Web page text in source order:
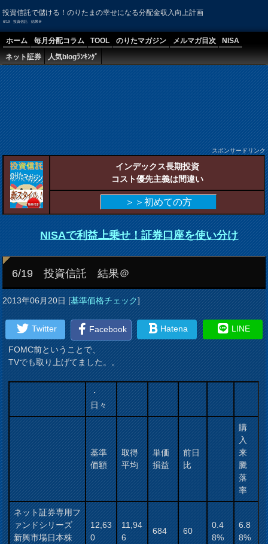
投資信託で儲ける！のりたまの幸せになる分配金収入向上計画
6/19 投資信託 結果＠
ホーム 毎月分配コラム TOOL のりたマガジン メルマガ目次
NISA
ネット証券
人気blogﾗﾝｷﾝｸﾞ
スポンサードリンク
インデックス長期投資
コスト優先主義は間違い
＞＞初めての方
NISAで利益上乗せ！証券口座を使い分け
6/19 投資信託 結果＠
2013年06月20日[基準価格チェック]
Twitter Facebook Hatena LINE
FOMC前ということで、
TVでも取り上げてました。。
・
日々
基準
価額
取得
平均
単価
損益
前日
比
購
入
来
騰
落
率
ネット証券専用フ
ァンドシリーズ
新興市場日本株
12,63
0
11,94
6
684 60
0.4
8%
6.8
8%